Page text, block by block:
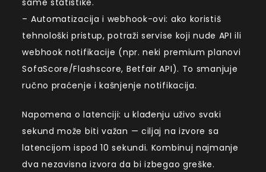
– Automatizacija i webhook-ovi: ako koristiš
tehnološki pristup, potraži servise koji nude API ili
webhook notifikacije (npr. neki premium planovi
SofaScore/Flashscore, Betfair API). To smanjuje
ručno praćenje i kašnjenje notifikacija.
Napomena o latenciji: u klađenju uživo svaki
sekund može biti važan — ciljaj na izvore sa
latencijom ispod 10 sekundi. Kombinuj najmanje
dva nezavisna izvora da bi izbegao greške.